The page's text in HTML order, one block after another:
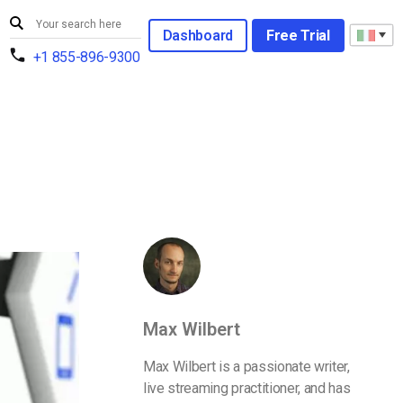
+1 855-896-9300
Dashboard Free Trial
Max Wilbert
Max Wilbert is a passionate writer,
live streaming practitioner, and has